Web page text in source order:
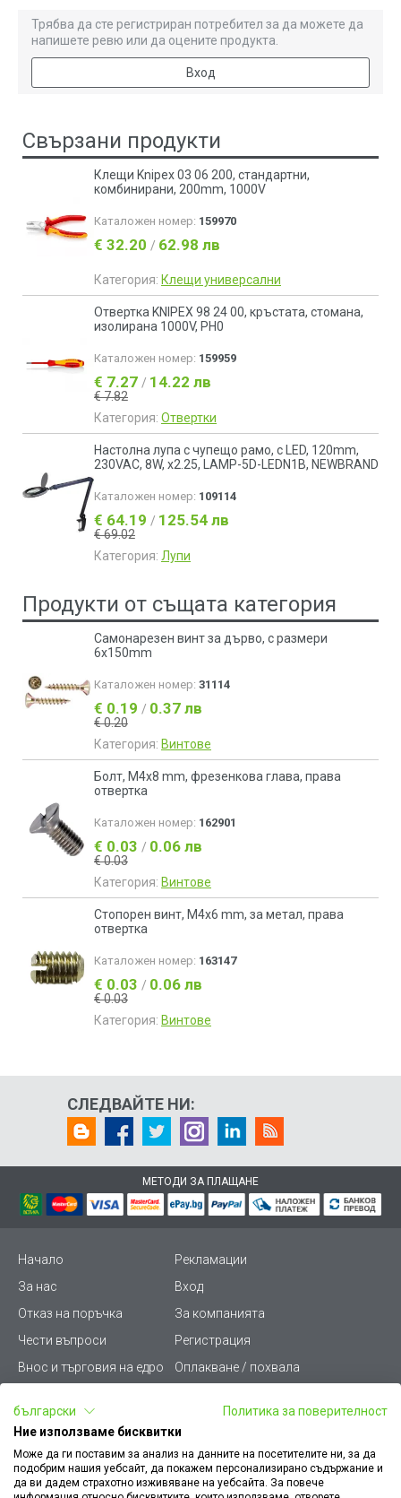
Трябва да сте регистриран потребител за да можете да
напишете ревю или да оцените продукта.
Вход
Свързани продукти
Клещи Knipex 03 06 200, стандартни,
комбинирани, 200mm, 1000V
Каталожен номер: 159970
€ 32.20 / 62.98 лв
Категория: Клещи универсални
Отвертка KNIPEX 98 24 00, кръстата, стомана,
изолирана 1000V, PH0
Каталожен номер: 159959
€ 7.27 / 14.22 лв
€ 7.82
Категория: Отвертки
Настолна лупа с чупещо рамо, с LED, 120mm,
230VAC, 8W, x2.25, LAMP-5D-LEDN1B, NEWBRAND
Каталожен номер: 109114
€ 64.19 / 125.54 лв
€ 69.02
Категория: Лупи
Продукти от същата категория
Самонарезен винт за дърво, с размери
6x150mm
Каталожен номер: 31114
€ 0.19 / 0.37 лв
€ 0.20
Категория: Винтове
Болт, M4x8 mm, фрезенкова глава, права
отвертка
Каталожен номер: 162901
€ 0.03 / 0.06 лв
€ 0.03
Категория: Винтове
Стопорен винт, М4x6 mm, за метал, права
отвертка
Каталожен номер: 163147
€ 0.03 / 0.06 лв
€ 0.03
Категория: Винтове
СЛЕДВАЙТЕ НИ:
МЕТОДИ ЗА ПЛАЩАНЕ
Начало
Рекламации
За нас
Вход
Отказ на поръчка
За компанията
Чести въпроси
Регистрация
Внос и търговия на едро
Оплакване / похвала
Условия за ползване
Стани дистрибутор
Карта на сайта
Кариери
български
Политика за поверителност
Ние използваме бисквитки
Може да ги поставим за анализ на данните на посетителите ни, за да
подобрим нашия уебсайт, да покажем персонализирано съдържание и
да ви дадем страхотно изживяване на уебсайта. За повече